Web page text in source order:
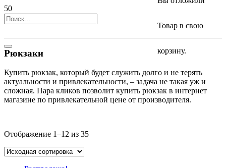
Товарв свою
корзину.
Рюкзаки
Купить рюкзак, который будет служить долго и не терять
актуальности и привлекательности, – задача не такая уж и
сложная. Пара кликов позволит купить рюкзак в интернет
магазине по привлекательной цене от производителя.
Отображение 1–12 из 35